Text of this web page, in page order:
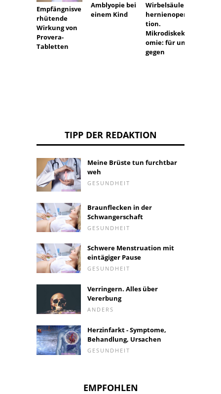
Empfängnisve
rhütende
Wirkung von
Provera-
Tabletten
Amblyopie bei
einem Kind
Wirbelsäulen
hernienopera
tion.
Mikrodiskekt
omie: für und
gegen
TIPP DER REDAKTION
Meine Brüste tun furchtbar
weh
GESUNDHEIT
Braunflecken in der
Schwangerschaft
GESUNDHEIT
Schwere Menstruation mit
eintägiger Pause
GESUNDHEIT
Verringern. Alles über
Vererbung
ANDERS
Herzinfarkt - Symptome,
Behandlung, Ursachen
GESUNDHEIT
EMPFOHLEN